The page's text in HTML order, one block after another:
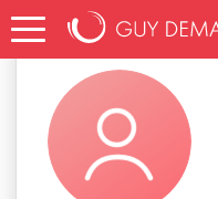
Accueil utilisateura_21fb